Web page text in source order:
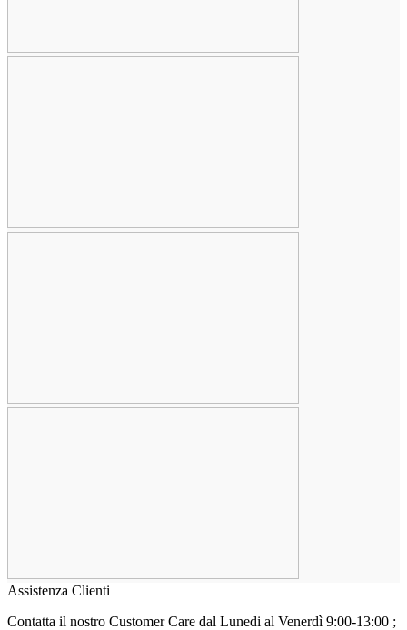
Assistenza Clienti
Contatta il nostro Customer Care dal Lunedi al Venerdì 9:00-13:00 ;